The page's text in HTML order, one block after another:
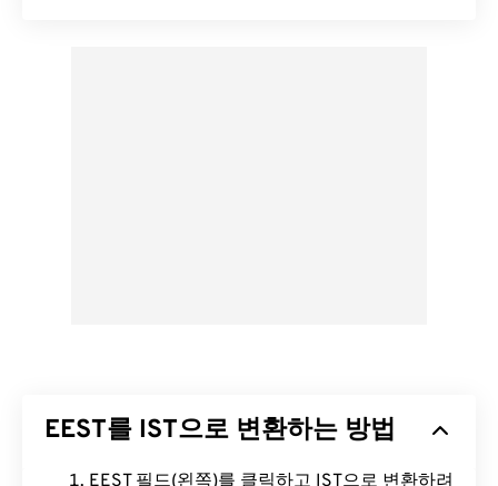
EEST를 IST으로 변환하는 방법
EEST 필드(왼쪽)를 클릭하고 IST으로 변환하려